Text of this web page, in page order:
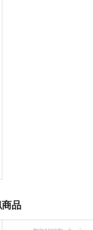
東方紅魔郷～
the Embodiment of
Scarlet Devil～
上海アリス幻樂団
品